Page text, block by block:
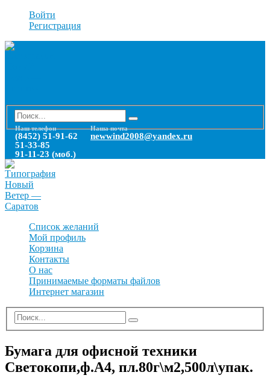
Войти
Регистрация
Наш телефон
(8452) 51-91-62
51-33-85
91-11-23 (моб.)
Наша почта
newwind2008@yandex.ru
Список желаний
Мой профиль
Корзина
Контакты
О нас
Принимаемые форматы файлов
Интернет магазин
Бумага для офисной техники
Светокопи,ф.А4, пл.80г\м2,500л\упак.